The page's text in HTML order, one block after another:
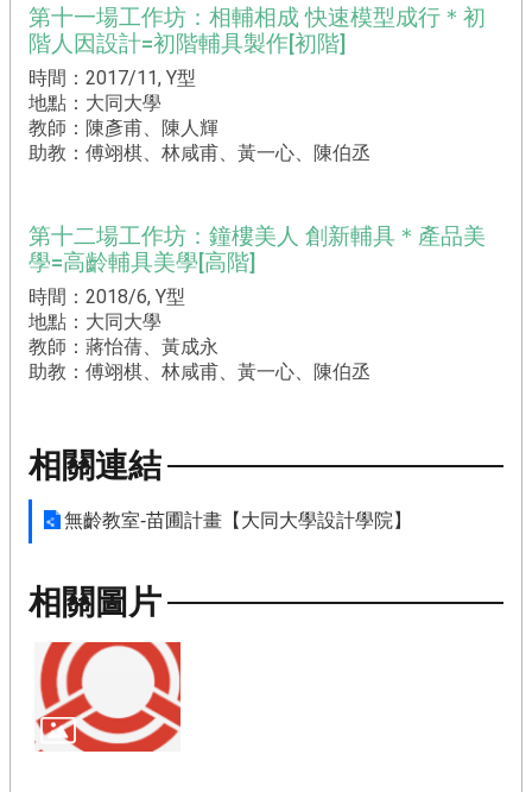
第十一場工作坊：相輔相成 快速模型成行＊初
階人因設計=初階輔具製作[初階]
時間：2017/11, Y型
地點：大同大學
教師：陳彥甫、陳人輝
助教：傅翊棋、林咸甫、黃一心、陳伯丞
第十二場工作坊：鐘樓美人 創新輔具＊產品美
學=高齡輔具美學[高階]
時間：2018/6, Y型
地點：大同大學
教師：蔣怡蒨、黃成永
助教：傅翊棋、林咸甫、黃一心、陳伯丞
相關連結
無齡教室-苗圃計畫【大同大學設計學院】
相關圖片